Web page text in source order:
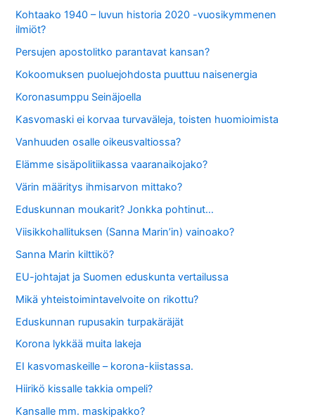
Kohtaako 1940 – luvun historia 2020 -vuosikymmenen
ilmiöt?
Persujen apostolitko parantavat kansan?
Kokoomuksen puoluejohdosta puuttuu naisenergia
Koronasumppu Seinäjoella
Kasvomaski ei korvaa turvaväleja, toisten huomioimista
Vanhuuden osalle oikeusvaltiossa?
Elämme sisäpolitiikassa vaaranaikojako?
Värin määritys ihmisarvon mittako?
Eduskunnan moukarit? Jonkka pohtinut…
Viisikkohallituksen (Sanna Marin’in) vainoako?
Sanna Marin kilttikö?
EU-johtajat ja Suomen eduskunta vertailussa
Mikä yhteistoimintavelvoite on rikottu?
Eduskunnan rupusakin turpakäräjät
Korona lykkää muita lakeja
EI kasvomaskeille – korona-kiistassa.
Hiirikö kissalle takkia ompeli?
Kansalle mm. maskipakko?